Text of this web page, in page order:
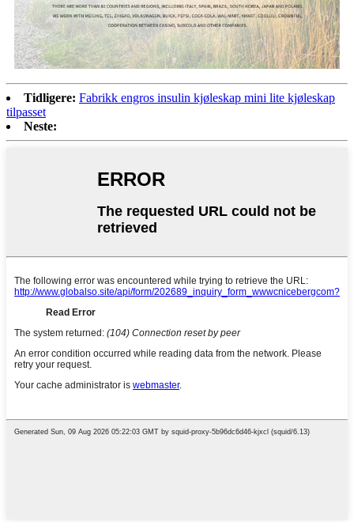
Tidligere: Fabrikk engros insulin kjøleskap mini lite kjøleskap
tilpasset
Neste: